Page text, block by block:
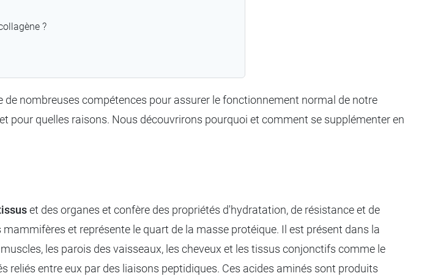
?
nombreuses compétences pour assurer le fonctionnement normal de notre
pour quelles raisons. Nous découvrirons pourquoi et comment se supplémenter en
et des organes et confère des propriétés d'hydratation, de résistance et de
et représente le quart de la masse protéique. Il est présent dans la
les parois des vaisseaux, les cheveux et les tissus conjonctifs comme le
reliés entre eux par des liaisons peptidiques. Ces acides aminés sont produits